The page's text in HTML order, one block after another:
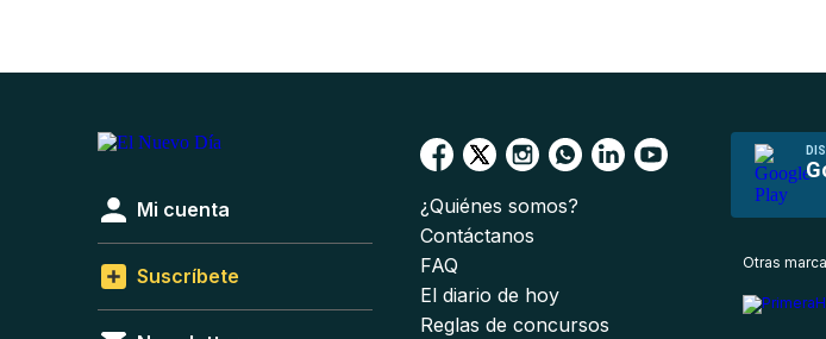
Mi cuenta
Suscríbete
¿Quiénes somos?
Contáctanos
FAQ
El diario de hoy
Reglas de concursos
Otras